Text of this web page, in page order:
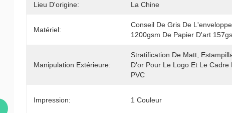
Lieu D'origine: La Chine
Matériel:
Conseil De Gris De L'enveloppe
1200gsm De Papier D'art
Manipulation Extérieure:
Stratification De Matt,
D'or Pour Le Logo Et Le Cadre
PVC
Impression: 1 Couleur